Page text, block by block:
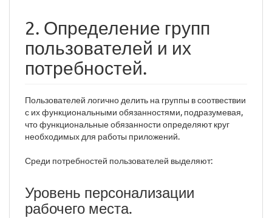
2. Определение групп
пользователей и их
потребностей.
Пользователей логично делить на группы в соотвествии
с их функциональными обязанностями, подразумевая,
что функциональные обязанности определяют круг
необходимых для работы приложений.
Среди потребностей пользователей выделяют:
Уровень персонализации
рабочего места.